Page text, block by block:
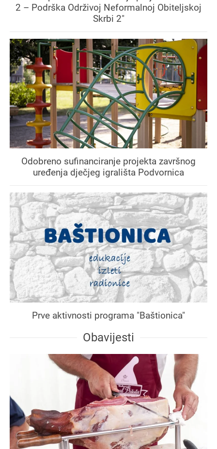
2 – Podrška Održivoj Neformalnoj Obiteljskoj
Skrbi 2"
Odobreno sufinanciranje projekta završnog
uređenja dječjeg igrališta Podvornica
Prve aktivnosti programa "Baštionica"
Obavijesti